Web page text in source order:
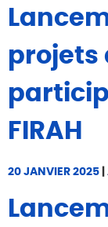
projets
FIRAH
20 JANVIER 2025